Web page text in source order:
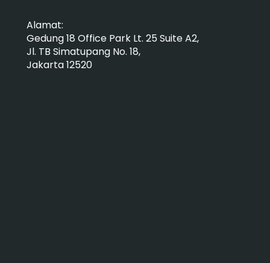
Alamat:
Gedung 18 Office Park Lt. 25 Suite A2,
Jl. TB Simatupang No. 18,
Jakarta 12520